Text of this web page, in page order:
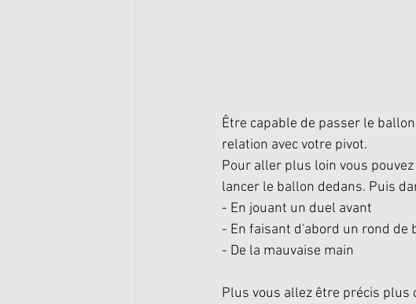
Être capable de passer le
relation avec votre pivot.
Pour aller plus loin vous
lancer le ballon dedans. Puis
- En jouant un duel avant
- En faisant d'abord un rond de
- De la mauvaise main
Plus vous allez être précis plus